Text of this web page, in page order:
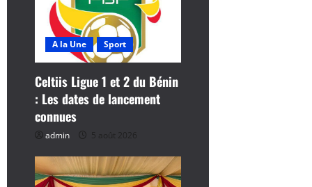
e
A la Une Sport
Celtiis Ligue 1 et 2 du Bénin
: Les dates de lancement
connues
admin 5 août 2026